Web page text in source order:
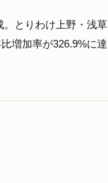
。とりわけ上野・浅草
増加率が326.9%に達